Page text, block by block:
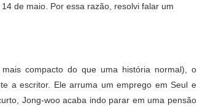
de maio. Por essa razão, resolvi falar um
compacto do que uma história normal), o
a escritor. Ele arruma um emprego em Seul e
Jong-woo acaba indo parar em uma pensão